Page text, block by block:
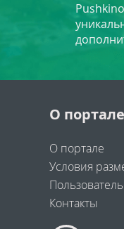
О портале
О портале
Условия
Контакты